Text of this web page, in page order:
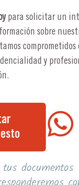
para solicitar un
sobre
comprometidos
y
tus documentos